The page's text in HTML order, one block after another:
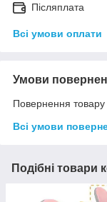
Післяплата
Всі умови оплати
Умови
Повернення
Всі умови
Подібні товари